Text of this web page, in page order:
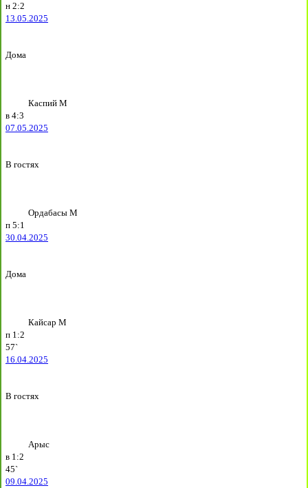
н 2:2
13.05.2025
Дома
Каспий М
в 4:3
07.05.2025
В гостях
Ордабасы М
п 5:1
30.04.2025
Дома
Кайсар М
п 1:2
57`
16.04.2025
В гостях
Арыс
в 1:2
45`
09.04.2025